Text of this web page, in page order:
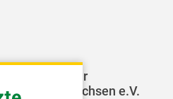
für
Sachsen e.V.